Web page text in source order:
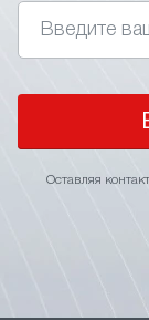
Оставляя